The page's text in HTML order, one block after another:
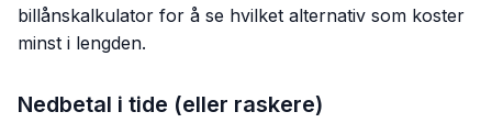
billånskalkulator for å se hvilket alternativ som koster
minst i lengden.
Nedbetal i tide (eller raskere)